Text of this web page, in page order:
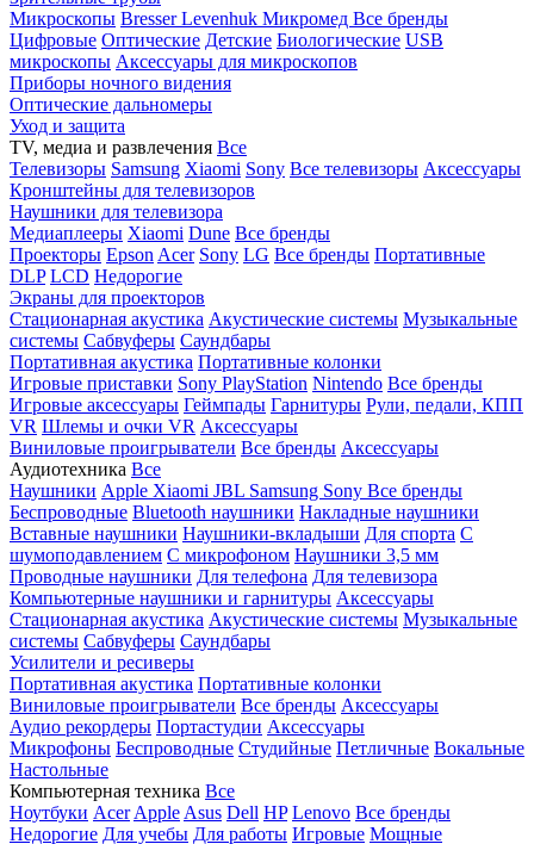
Микроскопы BresserLevenhuk Микромед Все бренды
Цифровые Оптические Детские Биологические USB
микроскопы Аксессуары для микроскопов
Приборы ночного видения
Оптические дальномеры
Уход и защита
TV, медиа и развлечения Все
Телевизоры Samsung Xiaomi Sony Все телевизоры Аксессуары
Кронштейны для телевизоров
Наушники для телевизора
Медиаплееры Xiaomi Dune Все бренды
Проекторы Epson Acer Sony LG Все бренды Портативные
DLP LCD Недорогие
Экраны для проекторов
Стационарная акустика Акустические системы Музыкальные
системы Сабвуферы Саундбары
Портативная акустика Портативные колонки
Игровые приставки Sony PlayStation Nintendo Все бренды
Игровые аксессуары Геймпады Гарнитуры Рули, педали, КПП
VR Шлемы и очки VR Аксессуары
Виниловые проигрыватели Все бренды Аксессуары
Аудиотехника Все
Наушники Apple Xiaomi JBL Samsung Sony Все бренды
Беспроводные Bluetooth наушники Накладные наушники
Вставные наушники Наушники-вкладыши Для спорта С
шумоподавлением С микрофоном Наушники 3,5 мм
Проводные наушники Для телефона Для телевизора
Компьютерные наушники и гарнитуры Аксессуары
Стационарная акустика Акустические системы Музыкальные
системы Сабвуферы Саундбары
Усилители и ресиверы
Портативная акустика Портативные колонки
Виниловые проигрыватели Все бренды Аксессуары
Аудио рекордеры Портастудии Аксессуары
Микрофоны Беспроводные Студийные Петличные Вокальные
Настольные
Компьютерная техника Все
Ноутбуки Acer Apple Asus Dell HP Lenovo Все бренды
Недорогие Для учебы Для работы Игровые Мощные